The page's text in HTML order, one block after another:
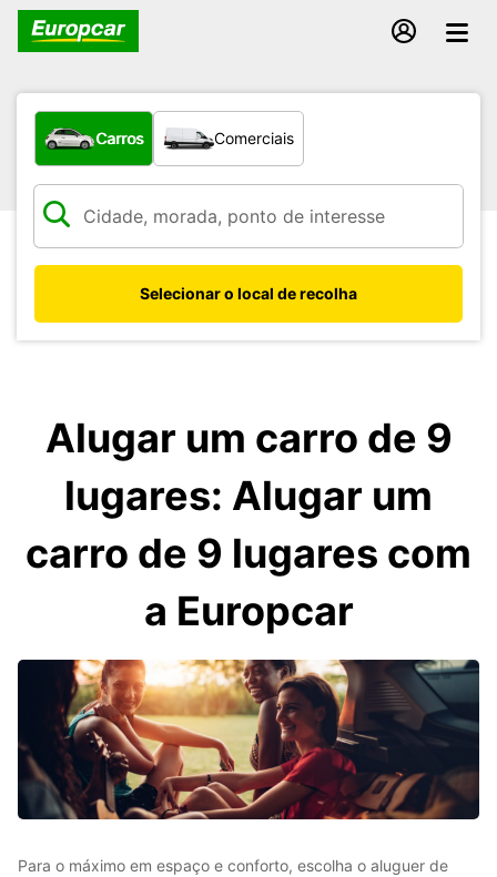
Que tipo de veículo pretende?
Carros Comerciais
Selecionar o local de recolha
Alugar um carro de 9
lugares: Alugar um
carro de 9 lugares com
a Europcar
Para o máximo em espaço e conforto, escolha o aluguer de